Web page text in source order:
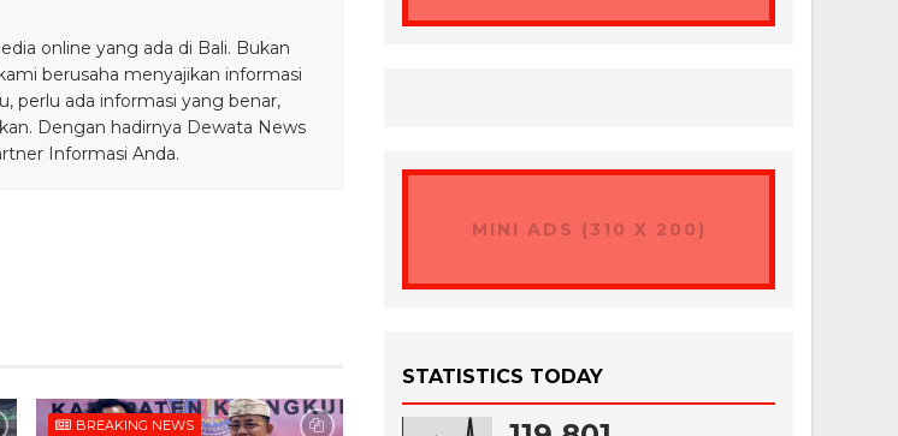
online yang ada di Bali. Bukan
berusaha menyajikan informasi
perlu ada informasi yang benar,
Dengan hadirnya Dewata News
Informasi Anda.
BREAKING NEWS
MINI ADS (310 X 200)
STATISTICS TODAY